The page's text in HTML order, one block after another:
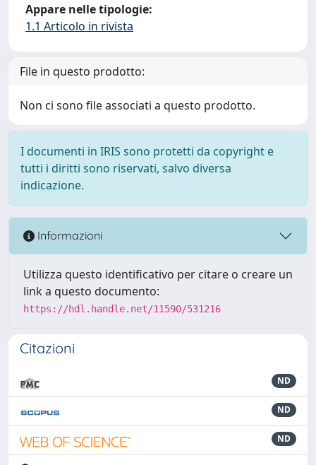
Appare nelle tipologie:
1.1 Articolo in rivista
File in questo prodotto:
Non ci sono file associati a questo prodotto.
I documenti in IRIS sono protetti da copyright e
tutti i diritti sono riservati, salvo diversa
indicazione.
Informazioni
Utilizza questo identificativo per citare o creare un
link a questo documento:
https://hdl.handle.net/11590/531216
Citazioni
ND
ND
ND